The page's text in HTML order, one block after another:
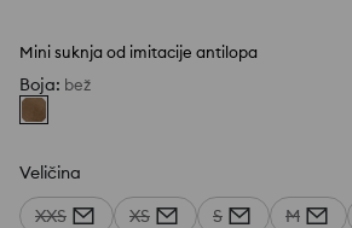
Mini suknja od imitacije antilopa
Boja: bež
Veličina
XXS XS S M